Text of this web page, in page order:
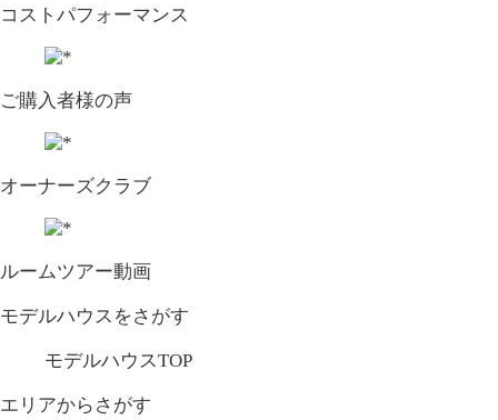
コストパフォーマンス
ご購入者様の声
オーナーズクラブ
ルームツアー動画
モデルハウスをさがす
モデルハウスTOP
エリアからさがす